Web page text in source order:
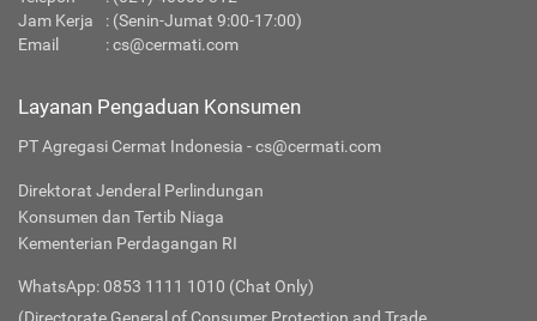
Jam Kerja
: (Senin-Jumat 9:00-17:00)
Email
:cs@cermati.com
Layanan Pengaduan Konsumen
PT Agregasi Cermat Indonesia - cs@cermati.com
Direktorat Jenderal Perlindungan
Konsumen dan Tertib Niaga
Kementerian Perdagangan RI
WhatsApp: 0853 1111 1010 (Chat Only)